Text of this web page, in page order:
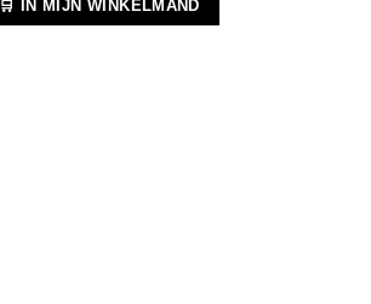
was:
is:
🛒 IN MIJN WINKELMAND